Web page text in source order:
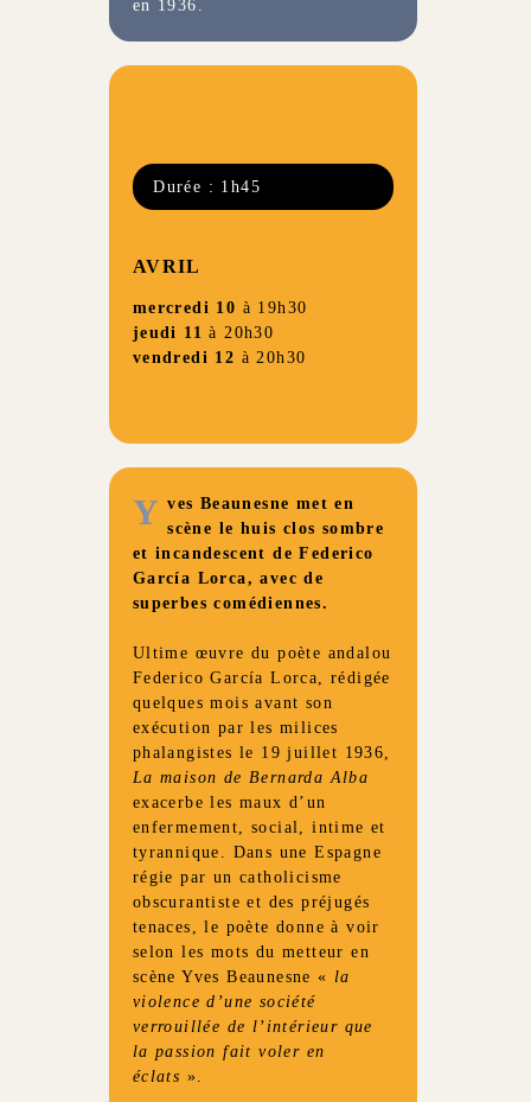
en 1936.
Durée : 1h45
AVRIL
mercredi 10 à 19h30
jeudi 11 à 20h30
vendredi 12 à 20h30
Y ves Beaunesne met en
scène le huis clos sombre
et incandescent de Federico
García Lorca, avec de
superbes comédiennes.
Ultime œuvre du poète andalou
Federico García Lorca, rédigée
quelques mois avant son
exécution par les milices
phalangistes le 19 juillet 1936,
La maison de Bernarda Alba
exacerbe les maux d’un
enfermement, social, intime et
tyrannique. Dans une Espagne
régie par un catholicisme
obscurantiste et des préjugés
tenaces, le poète donne à voir
selon les mots du metteur en
scène Yves Beaunesne « la
violence d’une société
verrouillée de l’intérieur que
la passion fait voler en
éclats ».